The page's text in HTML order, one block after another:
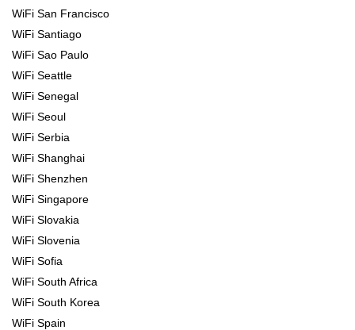
WiFi San Francisco
WiFi Santiago
WiFi Sao Paulo
WiFi Seattle
WiFi Senegal
WiFi Seoul
WiFi Serbia
WiFi Shanghai
WiFi Shenzhen
WiFi Singapore
WiFi Slovakia
WiFi Slovenia
WiFi Sofia
WiFi South Africa
WiFi South Korea
WiFi Spain